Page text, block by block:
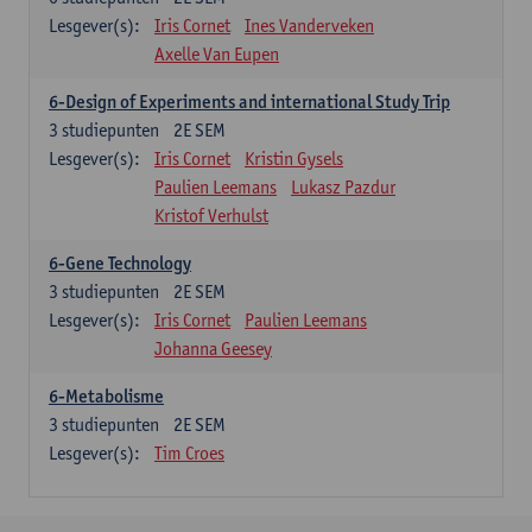
Lesgever(s):
Iris Cornet
Ines Vanderveken
Axelle Van Eupen
6-Design of Experiments and international Study Trip
2E SEM
3 studiepunten
Lesgever(s):
Iris Cornet
Kristin Gysels
Paulien Leemans
Lukasz Pazdur
Kristof Verhulst
6-Gene Technology
2E SEM
3 studiepunten
Lesgever(s):
Iris Cornet
Paulien Leemans
Johanna Geesey
6-Metabolisme
2E SEM
3 studiepunten
Lesgever(s):
Tim Croes